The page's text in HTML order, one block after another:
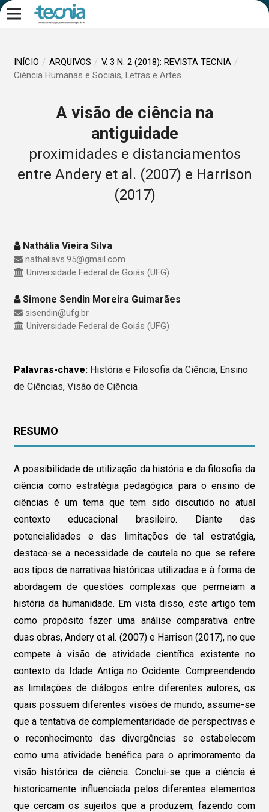
INÍCIO / ARQUIVOS / V. 3 N. 2 (2018): REVISTA TECNIA /
Ciência Humanas e Sociais, Letras e Artes
A visão de ciência na
antiguidade
proximidades e distanciamentos
entre Andery et al. (2007) e Harrison
(2017)
Nathália Vieira Silva
nathaliavs.95@gmail.com
Universidade Federal de Goiás (UFG)
Simone Sendin Moreira Guimarães
sisendin@ufg.br
Universidade Federal de Goiás (UFG)
Palavras-chave: História e Filosofia da Ciência, Ensino
de Ciências, Visão de Ciência
RESUMO
A possibilidade de utilização da história e da filosofia da
ciência como estratégia pedagógica para o ensino de
ciências é um tema que tem sido discutido no atual
contexto educacional brasileiro. Diante das
potencialidades e das limitações de tal estratégia,
destaca-se a necessidade de cautela no que se refere
aos tipos de narrativas históricas utilizadas e à forma de
abordagem de questões complexas que permeiam a
história da humanidade. Em vista disso, este artigo tem
como propósito fazer uma análise comparativa entre
duas obras, Andery et al. (2007) e Harrison (2017), no que
compete à visão de atividade científica existente no
contexto da Idade Antiga no Ocidente. Compreendendo
as limitações de diálogos entre diferentes autores, os
quais possuem diferentes visões de mundo, assume-se
que a tentativa de complementaridade de perspectivas e
o reconhecimento das divergências se estabelecem
como uma atividade benéfica para o aprimoramento da
visão histórica de ciência. Conclui-se que a ciência é
historicamente influenciada pelos diferentes elementos
que cercam os sujeitos que a produzem, fazendo com